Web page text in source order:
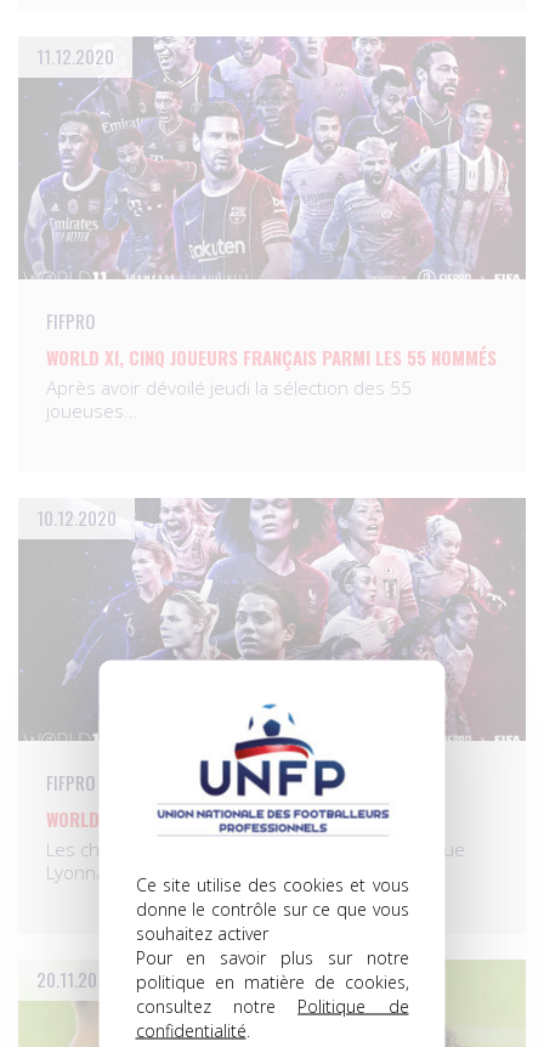
Ce site utilise des cookies et vous
donne le contrôle sur ce que vous
souhaitez activer
Pour en savoir plus sur notre
politique en matière de cookies,
consultez notre Politique de
confidentialité
11.12.2020
FIFPRO
WORLD XI, CINQ JOUEURS FRANÇAIS PARMI LES 55 NOMMÉS
Après avoir dévoilé jeudi la sélection des 55
joueuses…
10.12.2020
FIFPRO
WORLD 11: 11 LYONNAISES EN COURSE !
Les championnes d’Europe en titre de l’Olympique
Lyonnais, qui…
20.11.2020